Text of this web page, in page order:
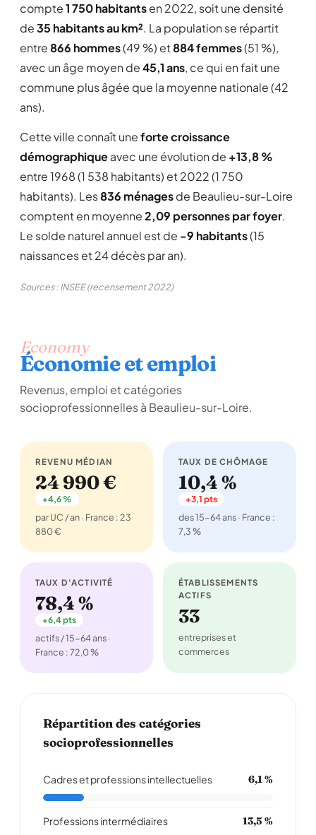
compte1 750 habitantsen 2022, soit une densité
de35 habitants au km². La population se répartit
entre866 hommes(49 %) et884 femmes(51 %),
avec un âge moyen de45,1 ans, ce qui en fait une
commune plus âgée que la moyenne nationale (42
ans).
Cette ville connaît uneforte croissance
démographiqueavec une évolution de +13,8 %
entre 1968 (1 538 habitants) et 2022 (1 750
habitants). Les836 ménagesde Beaulieu-sur-Loire
comptent en moyenne2,09 personnes par foyer.
Le solde naturel annuel est de -9 habitants(15
naissances et 24 décès par an).
Sources : INSEE (recensement 2022)
Economy
Économie et emploi
Revenus, emploi et catégories
socioprofessionnelles à Beaulieu-sur-Loire.
REVENU MÉDIAN
24 990 €
+4,6 %
par UC / an · France : 23
880 €
TAUX DE CHÔMAGE
10,4 %
+3,1 pts
des 15-64 ans · France :
7,3 %
TAUX D'ACTIVITÉ
78,4 %
+6,4 pts
actifs / 15-64 ans ·
France : 72,0 %
ÉTABLISSEMENTS
ACTIFS
33
entreprises et
commerces
Répartition des catégories
socioprofessionnelles
Cadres et professions intellectuelles 6,1 %
Professions intermédiaires 13,5 %